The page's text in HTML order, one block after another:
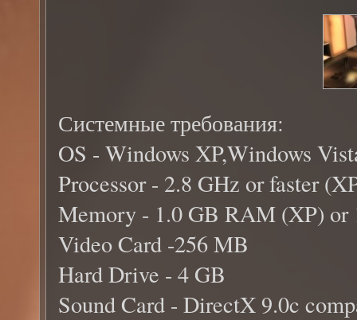
Системные требования:
OS - Windows XP,Windows
Processor - 2.8 GHz or faster
Memory - 1.0 GB RAM (XP)
Video Card -256 MB
Hard Drive - 4 GB
Sound Card - DirectX 9.0c